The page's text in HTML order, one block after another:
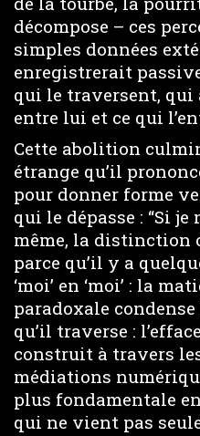
décompose – ces
simples données
enregistrerait
qui le traversent,
entre lui et ce qui
Cette abolition
étrange qu’il
pour donner forme
qui le dépasse : “Si
même, la distinction
parce qu’il y a
‘moi’ en ‘moi’ : la
paradoxale
qu’il traverse :
construit à travers
médiations
plus fondamentale
qui ne vient pas